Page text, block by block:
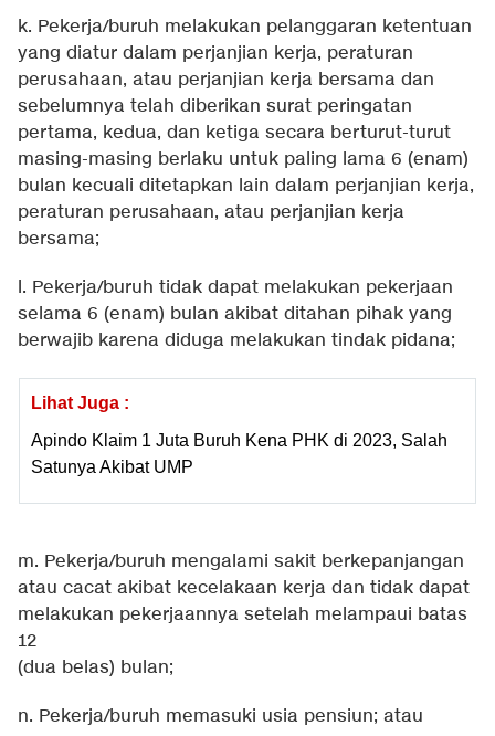
k. Pekerja/buruh melakukan pelanggaran ketentuan
yang diatur dalam perjanjian kerja, peraturan
perusahaan, atau perjanjian kerja bersama dan
sebelumnya telah diberikan surat peringatan
pertama, kedua, dan ketiga secara berturut-turut
masing-masing berlaku untuk paling lama 6 (enam)
bulan kecuali ditetapkan lain dalam perjanjian kerja,
peraturan perusahaan, atau perjanjian kerja
bersama;
l. Pekerja/buruh tidak dapat melakukan pekerjaan
selama 6 (enam) bulan akibat ditahan pihak yang
berwajib karena diduga melakukan tindak pidana;
Lihat Juga :
Apindo Klaim 1 Juta Buruh Kena PHK di 2023, Salah
Satunya Akibat UMP
m. Pekerja/buruh mengalami sakit berkepanjangan
atau cacat akibat kecelakaan kerja dan tidak dapat
melakukan pekerjaannya setelah melampaui batas
12
(dua belas) bulan;
n. Pekerja/buruh memasuki usia pensiun; atau